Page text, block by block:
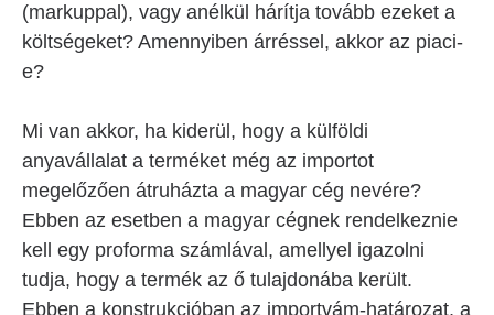
(markuppal), vagy anélkül hárítja tovább ezeket a
költségeket? Amennyiben árréssel, akkor az piaci-
e?
Mi van akkor, ha kiderül, hogy a külföldi
anyavállalat a terméket még az importot
megelőzően átruházta a magyar cég nevére?
Ebben az esetben a magyar cégnek rendelkeznie
kell egy proforma számlával, amellyel igazolni
tudja, hogy a termék az ő tulajdonába került.
Ebben a konstrukcióban az importvám-határozat, a